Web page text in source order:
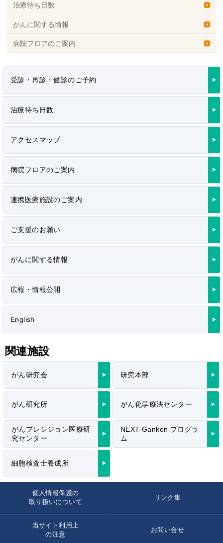
治療待ち日数
がんに関する情報
病院フロアのご案内
受診・再診・健診のご予約
治療待ち日数
アクセスマップ
病院フロアのご案内
連携医療施設のご案内
ご支援のお願い
がんに関する情報
広報・情報公開
English
関連施設
がん研究会 研究本部
がん研究所 がん化学療法センター
がんプレシジョン医療研
究センター
NEXT-Ganken プログラ
ム
細胞検査士養成所
個人情報保護の
取り扱いについて
リンク集
当サイト利用上
の注意
お問い合せ